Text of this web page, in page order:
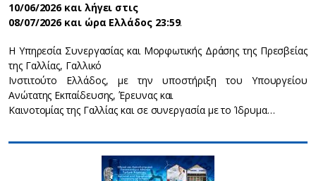
10/06/2026 και λήγει στις
08/07/2026 και ώρα Ελλάδος 23:59.
H Υπηρεσία Συνεργασίας και Μορφωτικής Δράσης της Πρεσβείας
της Γαλλίας, Γαλλικό
Ινστιτούτο Ελλάδος, με την υποστήριξη του Υπουργείου
Ανώτατης Εκπαίδευσης, Έρευνας και
Καινοτομίας της Γαλλίας και σε συνεργασία με το Ίδρυμα…